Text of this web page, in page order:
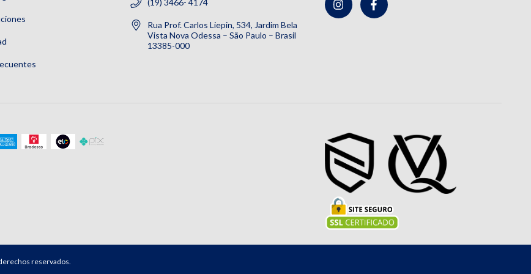
Rua Prof. Carlos Liepin, 534, Jardim Bela
Vista Nova Odessa – São Paulo – Brasil
13385-000
reservados.